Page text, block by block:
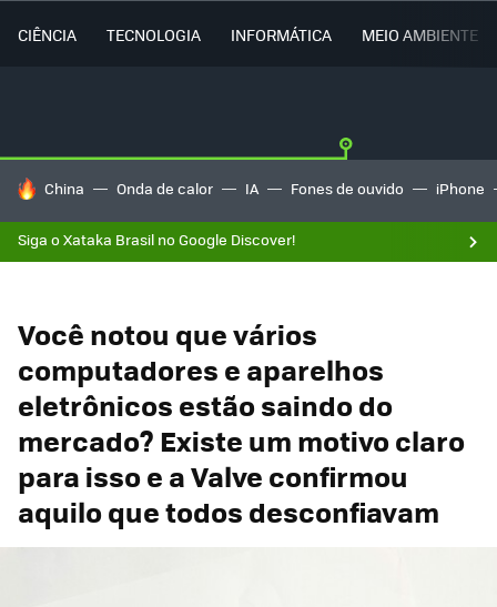
CIÊNCIA TECNOLOGIA INFORMÁTICA MEIO AMBIENTE
TENDÊNCIAS DO DIA
China Onda de calor IA Fones de ouvido iPhone
Siga o Xataka Brasil no Google Discover!
Você notou que vários
computadores e aparelhos
eletrônicos estão saindo do
mercado? Existe um motivo claro
para isso e a Valve confirmou
aquilo que todos desconfiavam